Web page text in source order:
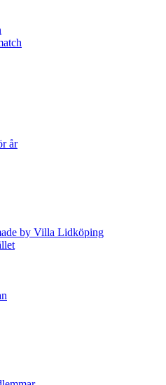
år
by Villa Lidköping